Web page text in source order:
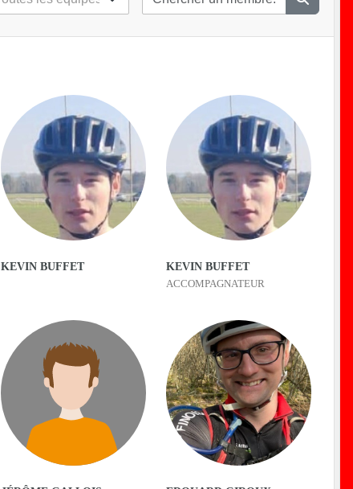
KEVIN BUFFET KEVIN BUFFET
ACCOMPAGNATEUR